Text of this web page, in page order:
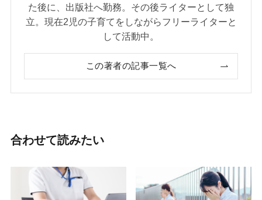
た後に、出版社へ勤務。その後ライターとして独
立。現在2児の子育てをしながらフリーライターと
して活動中。
この著者の記事一覧へ
合わせて読みたい